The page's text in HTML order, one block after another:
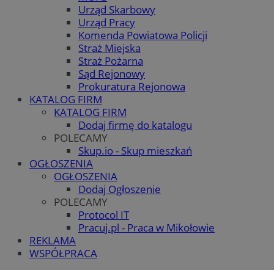
Urząd Skarbowy
Urząd Pracy
Komenda Powiatowa Policji
Straż Miejska
Straż Pożarna
Sąd Rejonowy
Prokuratura Rejonowa
KATALOG FIRM
KATALOG FIRM
Dodaj firmę do katalogu
POLECAMY
Skup.io - Skup mieszkań
OGŁOSZENIA
OGŁOSZENIA
Dodaj Ogłoszenie
POLECAMY
Protocol IT
Pracuj.pl - Praca w Mikołowie
REKLAMA
WSPÓŁPRACA